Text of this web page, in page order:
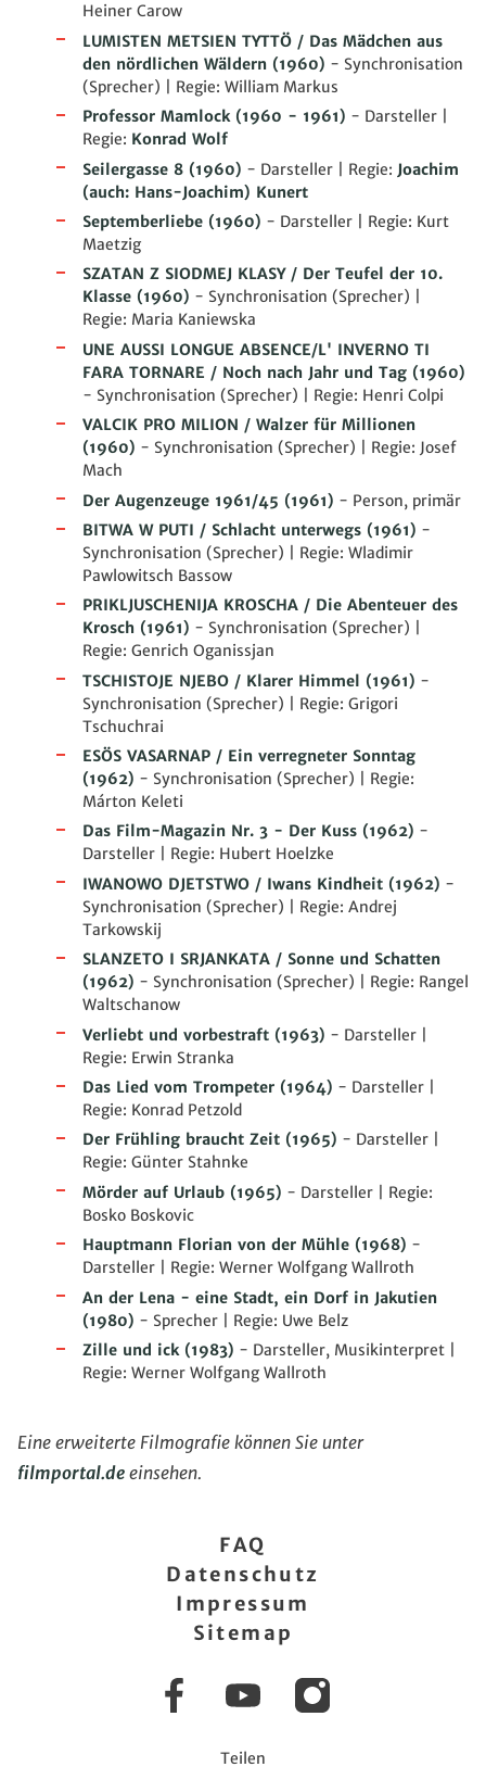
Heiner Carow
LUMISTEN METSIEN TYTTÖ / Das Mädchen aus
den nördlichen Wäldern (1960) - Synchronisation
(Sprecher) | Regie: William Markus
Professor Mamlock(1960 - 1961) - Darsteller |
Regie: Konrad Wolf
Seilergasse 8 (1960) - Darsteller | Regie: Joachim
(auch: Hans-Joachim) Kunert
Septemberliebe (1960) - Darsteller | Regie: Kurt
Maetzig
SZATAN Z SIODMEJ KLASY / Der Teufel der 10.
Klasse (1960) - Synchronisation (Sprecher) |
Regie: Maria Kaniewska
UNE AUSSI LONGUE ABSENCE/L' INVERNO TI
FARA TORNARE / Noch nach Jahr und Tag (1960)
- Synchronisation (Sprecher) | Regie: Henri Colpi
VALCIK PRO MILION / Walzer für Millionen
(1960) - Synchronisation (Sprecher) | Regie: Josef
Mach
Der Augenzeuge 1961/45 (1961) - Person, primär
BITWA W PUTI / Schlacht unterwegs (1961) -
Synchronisation (Sprecher) | Regie: Wladimir
Pawlowitsch Bassow
PRIKLJUSCHENIJA KROSCHA / Die Abenteuer des
Krosch (1961) - Synchronisation (Sprecher) |
Regie: Genrich Oganissjan
TSCHISTOJE NJEBO / Klarer Himmel (1961) -
Synchronisation (Sprecher) | Regie: Grigori
Tschuchrai
ESÖS VASARNAP / Ein verregneter Sonntag
(1962) - Synchronisation (Sprecher) | Regie:
Márton Keleti
Das Film-Magazin Nr. 3 - Der Kuss (1962) -
Darsteller | Regie: Hubert Hoelzke
IWANOWO DJETSTWO / Iwans Kindheit (1962) -
Synchronisation (Sprecher) | Regie: Andrej
Tarkowskij
SLANZETO I SRJANKATA / Sonne und Schatten
(1962) - Synchronisation (Sprecher) | Regie: Rangel
Waltschanow
Verliebt und vorbestraft (1963) - Darsteller |
Regie: Erwin Stranka
Das Lied vom Trompeter (1964) - Darsteller |
Regie: Konrad Petzold
Der Frühling braucht Zeit (1965) - Darsteller |
Regie: Günter Stahnke
Mörder auf Urlaub (1965) - Darsteller | Regie:
Bosko Boskovic
Hauptmann Florian von der Mühle (1968) -
Darsteller | Regie: Werner Wolfgang Wallroth
An der Lena - eine Stadt, ein Dorf in Jakutien
(1980) - Sprecher | Regie: Uwe Belz
Zille und ick(1983) - Darsteller, Musikinterpret |
Regie: Werner Wolfgang Wallroth
Eine erweiterte Filmografie können Sie unter
filmportal.deeinsehen.
Teilen
FacebookYouTubeInstagram
FAQ
Datenschutz
Impressum
Sitemap